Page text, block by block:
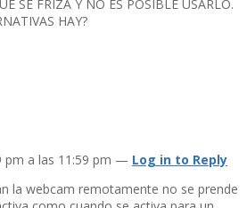
SE FRIZA Y NO ES POSIBLE USARLO.
HAY?
pm a las 11:59 pm — Log in to Reply
la webcam remotamente no se prende